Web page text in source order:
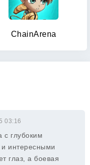
ChainArena
03:16
с глубоким
и интересными
глаз, а боевая